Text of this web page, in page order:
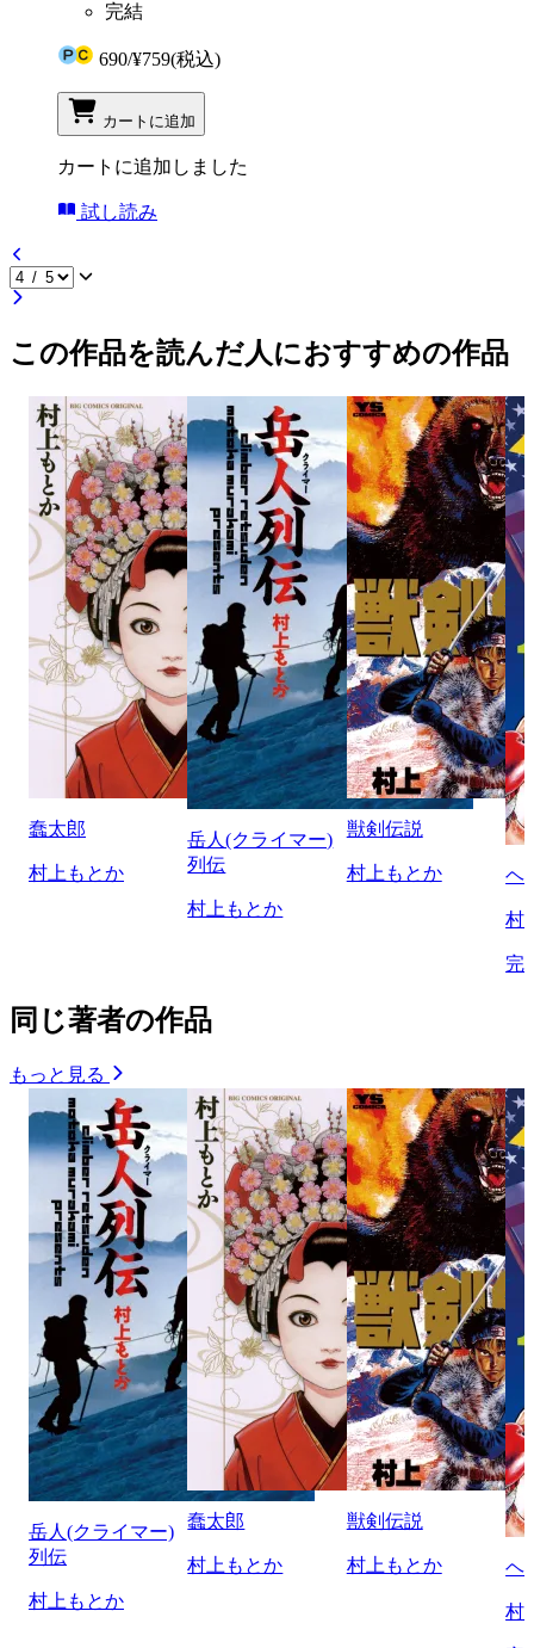
完結
690/¥759(税込)
カートに追加
カートに追加しました
試し読み
この作品を読んだ人におすすめの作品
蠢太郎
村上もとか
岳人(クライマー)
列伝
村上もとか
獣剣伝説
村上もとか ヘ
村
完
同じ著者の作品
もっと見る
岳人(クライマー)
列伝
村上もとか
蠢太郎
村上もとか
獣剣伝説
村上もとか ヘ
村